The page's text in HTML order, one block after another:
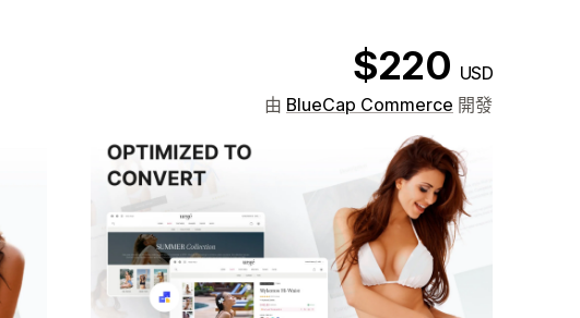
$220 USD
由 BlueCap Commerce 開發